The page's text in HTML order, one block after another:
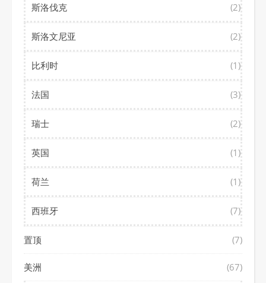
斯洛伐克 (2)
斯洛文尼亚 (2)
比利时 (1)
法国 (3)
瑞士 (2)
英国 (1)
荷兰 (1)
西班牙 (7)
置顶 (7)
美洲 (67)